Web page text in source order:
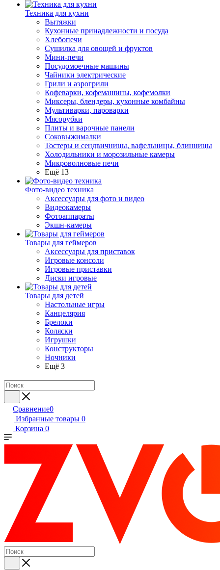
Техника для кухни
Вытяжки
Кухонные принадлежности и посуда
Хлебопечи
Сушилка для овощей и фруктов
Мини-печи
Посудомоечные машины
Чайники электрические
Грили и аэрогрили
Кофеварки, кофемашины, кофемолки
Миксеры, блендеры, кухонные комбайны
Мультиварки, пароварки
Мясорубки
Плиты и варочные панели
Соковыжималки
Тостеры и сендвичницы, вафельницы, блинницы
Холодильники и морозильные камеры
Микроволновые печи
Ещё 13
Фото-видео техника
Аксессуары для фото и видео
Видеокамеры
Фотоаппараты
Экшн-камеры
Товары для геймеров
Аксессуары для приставок
Игровые консоли
Игровые приставки
Диски игровые
Товары для детей
Настольные игры
Канцелярия
Брелоки
Коляски
Игрушки
Конструкторы
Ночники
Ещё 3
Сравнение0
Избранные товары 0
Корзина 0